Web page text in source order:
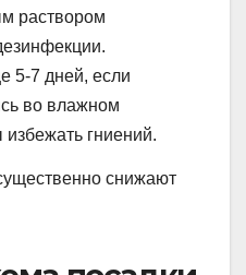
раствором
5-7 дней, если
во влажном
гниений.
снижают